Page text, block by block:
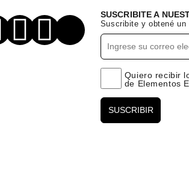
SUSCRIBITE A
Suscribite y obtené un
Quiero recibir
de Elementos